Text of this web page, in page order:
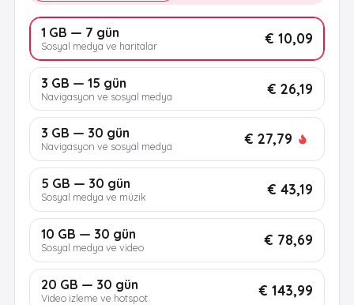
1 GB — 7 gün
Sosyal medya ve haritalar € 10,09
3 GB — 15 gün
Navigasyon ve sosyal medya € 26,19
3 GB — 30 gün
Navigasyon ve sosyal medya € 27,79
5 GB — 30 gün
Sosyal medya ve müzik € 43,19
10 GB — 30 gün
Sosyal medya ve video € 78,69
20 GB — 30 gün
Video izleme ve hotspot € 143,99